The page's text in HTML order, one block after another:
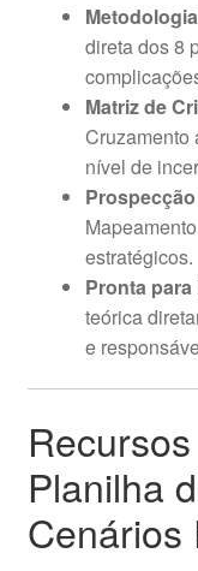
direta dos 8
Matriz de
Cruzamento
nível de
estratégicos.
Pronta
teórica
e
Planilha
Cenários